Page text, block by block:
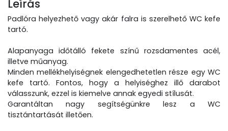
Leírás
Padlóra helyezhető vagy akár falra is szerelhető WC kefe
tartó.
Alapanyaga időtálló fekete színű rozsdamentes acél,
illetve műanyag.
Minden mellékhelyiségnek elengedhetetlen része egy WC
kefe tartó. Fontos, hogy a helyiséghez illő darabot
válasszunk, ezzel is kiemelve annak egyedi stílusát.
Garantáltan nagy segítségünkre lesz a WC
tisztántartását illetően.